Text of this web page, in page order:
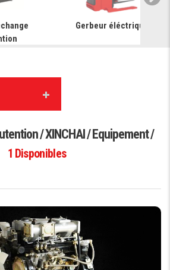
Gerbeur éléctrique
/ XINCHAI / Equipement /
1 Disponibles